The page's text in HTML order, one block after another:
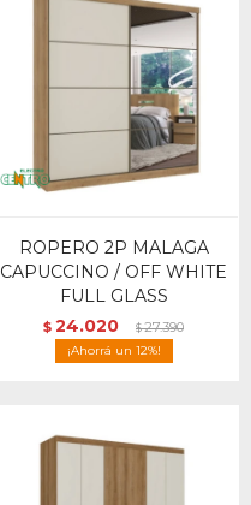
ROPERO 2P MALAGA
CAPUCCINO / OFF WHITE
FULL GLASS
$ 24.020 $27.390
12